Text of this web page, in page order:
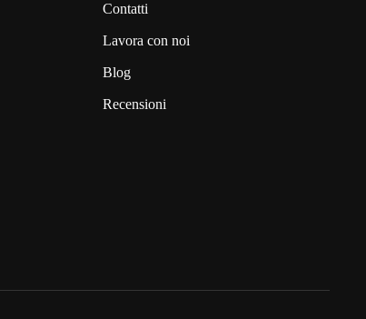
Contatti
Lavora con noi
Blog
Recensioni